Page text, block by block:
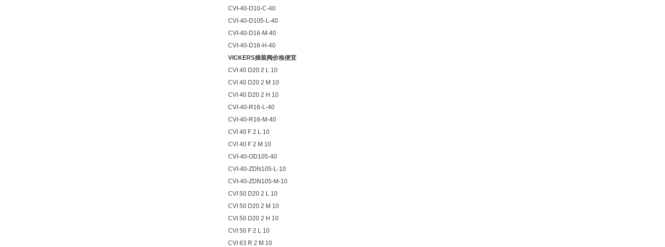
CVI-40-D10-C-40
CVI-40-D105-L-40
CVI-40-D16-M-40
CVI-40-D16-H-40
VICKERS插装阀价格便宜
CVI 40 D20 2 L 10
CVI 40 D20 2 M 10
CVI 40 D20 2 H 10
CVI-40-R16-L-40
CVI-40-R16-M-40
CVI 40 F 2 L 10
CVI 40 F 2 M 10
CVI-40-OD105-40
CVI-40-ZDN105-L-10
CVI-40-ZDN105-M-10
CVI 50 D20 2 L 10
CVI 50 D20 2 M 10
CVI 50 D20 2 H 10
CVI 50 F 2 L 10
CVI 63 R 2 M 10